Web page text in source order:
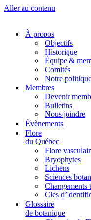
Aller au contenu
À propos
Objectifs
Historique
Équipe &
Comités
Notre
Membres
Devenir
Bulletins
Nous joindre
Évènements
Flore
du Québec
Flore
Bryophytes
Lichens
Sciences
Changements
Clés
Glossaire
de botanique